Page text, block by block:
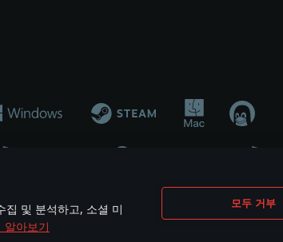
집 및 분석하고, 소셜 미
알아보기
모두 거부
기 개발 업체나 장비 제조 업체가 게임 개발 후원 또는
names are the property of their respective owners.